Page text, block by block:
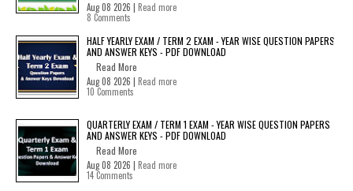
Aug 08 2026 | Read more
8 Comments
HALF YEARLY EXAM / TERM 2 EXAM - YEAR WISE QUESTION PAPERS
AND ANSWER KEYS - PDF DOWNLOAD
Read More
Aug 08 2026 | Read more
10 Comments
QUARTERLY EXAM / TERM 1 EXAM - YEAR WISE QUESTION PAPERS
AND ANSWER KEYS - PDF DOWNLOAD
Read More
Aug 08 2026 | Read more
14 Comments